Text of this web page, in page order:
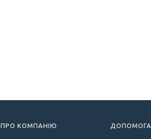
ПРО КОМПАНІЮ ДОПОМОГА